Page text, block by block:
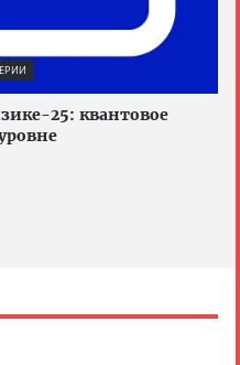
25: квантовое